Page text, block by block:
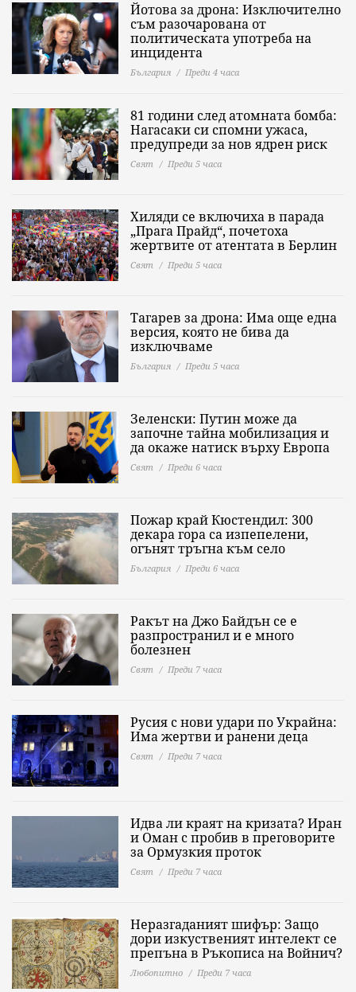
Йотова за дрона: Изключително
съм разочарована от
политическата употреба на
инцидента
България Преди 4 часа
81 години след атомната бомба:
Нагасаки си спомни ужаса,
предупреди за нов ядрен риск
Свят Преди 5 часа
Хиляди се включиха в парада
„Прага Прайд“, почетоха
жертвите от атентата в Берлин
Свят Преди 5 часа
Тагарев за дрона: Има още една
версия, която не бива да
изключваме
България Преди 5 часа
Зеленски: Путин може да
започне тайна мобилизация и
да окаже натиск върху Европа
Свят Преди 6 часа
Пожар край Кюстендил: 300
декара гора са изпепелени,
огънят тръгна към село
България Преди 6 часа
Ракът на Джо Байдън се е
разпространил и е много
болезнен
Свят Преди 7 часа
Русия с нови удари по Украйна:
Има жертви и ранени деца
Свят Преди 7 часа
Идва ли краят на кризата? Иран
и Оман с пробив в преговорите
за Ормузкия проток
Свят Преди 7 часа
Неразгаданият шифър: Защо
дори изкуственият интелект се
препъна в Ръкописа на Войнич?
Любопитно Преди 7 часа